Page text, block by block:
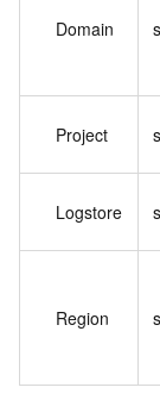
Domain
Project
Logstore
Region